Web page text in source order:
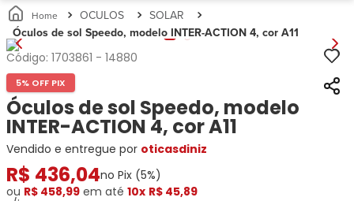
Unissex
Busque
Por
Marcas
Ana
Hickmann
Bulget
Miu-
Miu
Guess
Lacoste
Infantil
Unissex
Busque
Por
Marcas
Ray-
Ban
Prada
Ana
Hickmann
Tecnol
Estojos
para
Óculos
Soluções
e
Cuidados
Ray-
Ban
Armani
Exchange
Tommy
Hilfiger
Ana
Hickmann
Guess
Speedo
Óculos
de Sol
para
Óculos
Estojo
para
Óculos
Gênero
Masculino
Feminino
OCULOS
SOLAR
Óculos de sol Speedo, modelo INTER-ACTION 4, cor A11
Código: 1703861 - 14880
5% OFF PIX
Óculos de sol Speedo, modelo
INTER-ACTION 4, cor A11
Vendido e entregue por oticasdiniz
R$ 436,04no Pix (5%)
ou R$ 458,99 em até 10x R$ 45,89